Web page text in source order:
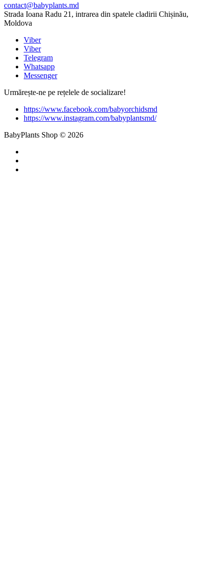
contact@babyplants.md
Strada Ioana Radu 21, intrarea din spatele cladirii Chișinău,
Moldova
Viber
Viber
Telegram
Whatsapp
Messenger
Urmărește-ne pe rețelele de socializare!
https://www.facebook.com/babyorchidsmd
https://www.instagram.com/babyplantsmd/
BabyPlants Shop © 2026